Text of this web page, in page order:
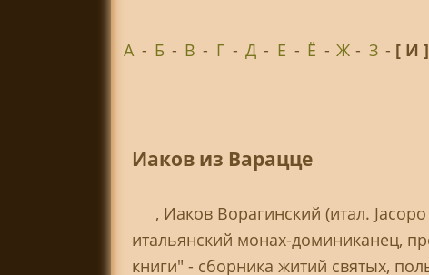
А - Б - В - Г - Д - Е - Ё - Ж - З - [ И
Иаков из Варацце
, Иаков Ворагинский (итал.
итальянский монах-доминиканец,
книги" - сборника житий святых,